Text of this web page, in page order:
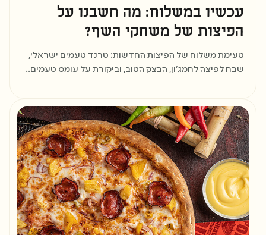
שלב 8
פותחים סניף עם גב חזק
עכשיו במשלוח: מה חשבנו על
הפיצות של משחקי השף?
טעימת משלוח של הפיצות החדשות: טרנד טעמים ישראלי,
שבח לפיצה לחמג'ון, הבצק הטוב, וביקורת על עומס טעמים..